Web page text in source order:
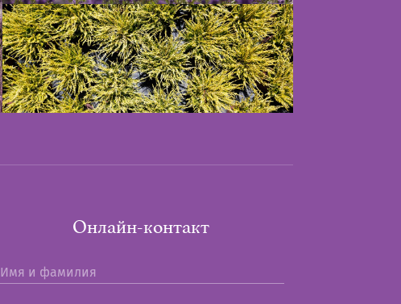
Онлайн-контакт
Имя и фамилия